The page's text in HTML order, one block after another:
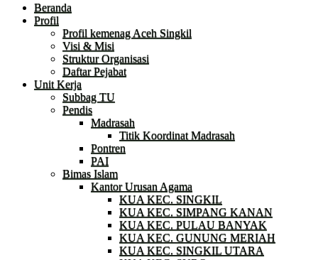
Beranda
Profil
Profil kemenag Aceh Singkil
Visi & Misi
Struktur Organisasi
Daftar Pejabat
Unit Kerja
Subbag TU
Pendis
Madrasah
Titik Koordinat Madrasah
Pontren
PAI
Bimas Islam
Kantor Urusan Agama
KUA KEC. SINGKIL
KUA KEC. SIMPANG KANAN
KUA KEC. PULAU BANYAK
KUA KEC. GUNUNG MERIAH
KUA KEC. SINGKIL UTARA